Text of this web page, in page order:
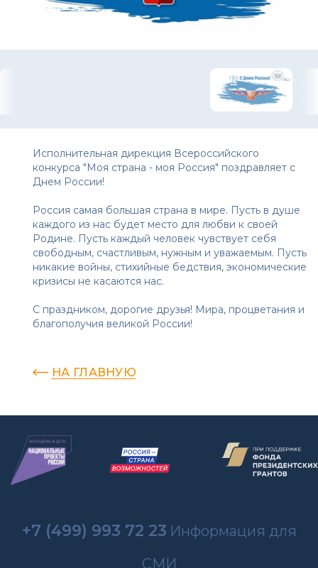
Исполнительная дирекция Всероссийского
конкурса "Моя страна - моя Россия" поздравляет с
Днем России!
Россия самая большая страна в мире. Пусть в душе
каждого из нас будет место для любви к своей
Родине. Пусть каждый человек чувствует себя
свободным, счастливым, нужным и уважаемым. Пусть
никакие войны, стихийные бедствия, экономические
кризисы не касаются нас.
С праздником, дорогие друзья! Мира, процветания и
благополучия великой России!
НА ГЛАВНУЮ
+7 (499) 993 72 23 Информация для
СМИ